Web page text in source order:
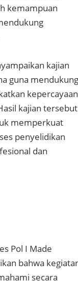
kemampuan
kajian
guna mendukung
kepercayaan
kajian tersebut
memperkuat
penyelidikan
dan
Pol I Made
bahwa
secara